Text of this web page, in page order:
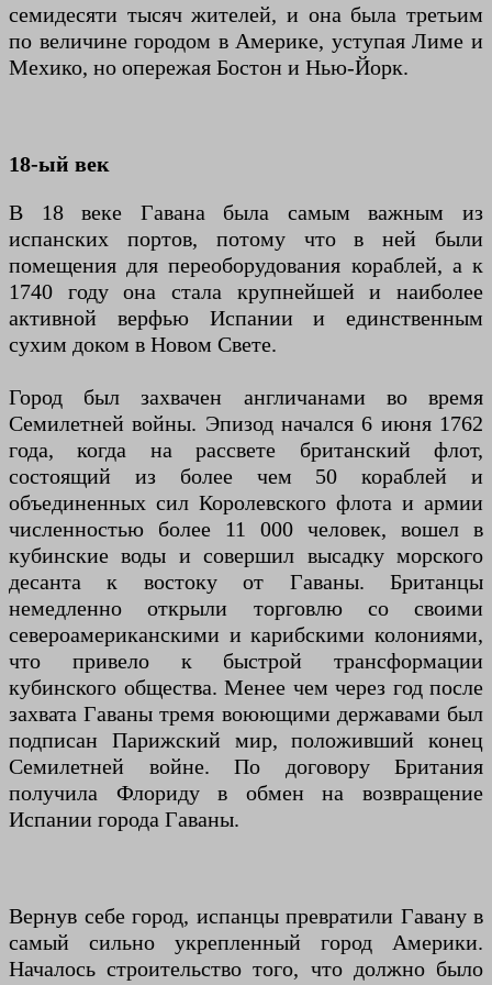
семидесяти тысяч жителей, и она была третьим
по величине городом в Америке, уступая Лиме и
Мехико, но опережая Бостон и Нью-Йорк.
18-ый век
В 18 веке Гавана была самым важным из
испанских портов, потому что в ней были
помещения для переоборудования кораблей, а к
1740 году она стала крупнейшей и наиболее
активной верфью Испании и единственным
сухим доком в Новом Свете.
Город был захвачен англичанами во время
Семилетней войны. Эпизод начался 6 июня 1762
года, когда на рассвете британский флот,
состоящий из более чем 50 кораблей и
объединенных сил Королевского флота и армии
численностью более 11 000 человек, вошел в
кубинские воды и совершил высадку морского
десанта к востоку от Гаваны. Британцы
немедленно открыли торговлю со своими
североамериканскими и карибскими колониями,
что привело к быстрой трансформации
кубинского общества. Менее чем через год после
захвата Гаваны тремя воюющими державами был
подписан Парижский мир, положивший конец
Семилетней войне. По договору Британия
получила Флориду в обмен на возвращение
Испании города Гаваны.
Вернув себе город, испанцы превратили Гавану в
самый сильно укрепленный город Америки.
Началось строительство того, что должно было